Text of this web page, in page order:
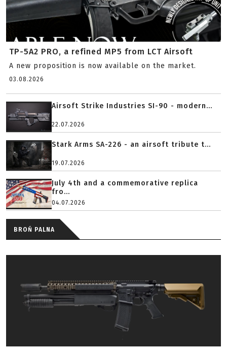
TP-5A2 PRO, a refined MP5 from LCT Airsoft
A new proposition is now available on the market.
03.08.2026
Airsoft Strike Industries SI-90 - modern...
22.07.2026
Stark Arms SA-226 - an airsoft tribute t...
19.07.2026
July 4th and a commemorative replica
fro...
04.07.2026
BROŃ PALNA